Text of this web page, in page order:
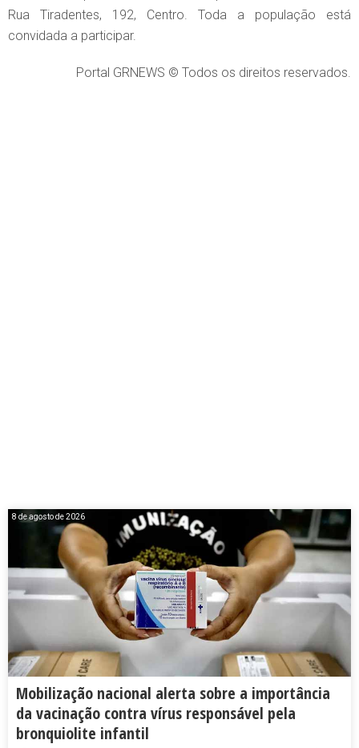
Rua Tiradentes, 192, Centro. Toda a população está
convidada a participar.
Portal GRNEWS © Todos os direitos reservados.
8 de agosto de 2026
Mobilização nacional alerta sobre a importância
da vacinação contra vírus responsável pela
bronquiolite infantil